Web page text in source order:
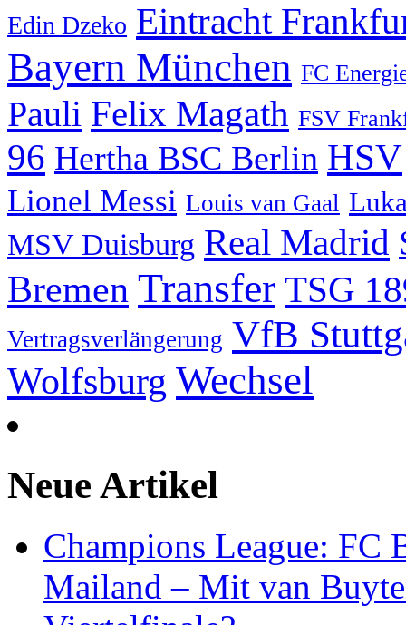
Edin Dzeko Eintracht
Bayern München FC
Pauli Felix Magath FSV
96 Hertha BSC Berlin HSV
Lionel Messi Louis van Gaal
MSV Duisburg Real Madrid
Bremen Transfer TSG
Vertragsverlängerung VfB
Wolfsburg Wechsel
Neue Artikel
Champions League: FC
Mailand – Mit van